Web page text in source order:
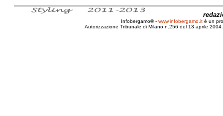
Infobergamo® - www.infobergamo.it è un
Autorizzazione Tribunale di Milano n.256 del 13 aprile